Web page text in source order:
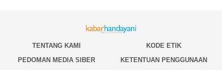
TENTANG KAMI
KODE ETIK
PEDOMAN MEDIA SIBER
KETENTUAN PENGGUNAAN